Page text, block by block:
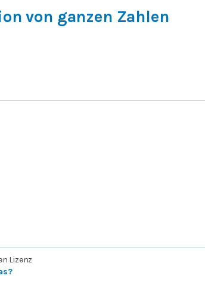
von ganzen Zahlen
Lizenz